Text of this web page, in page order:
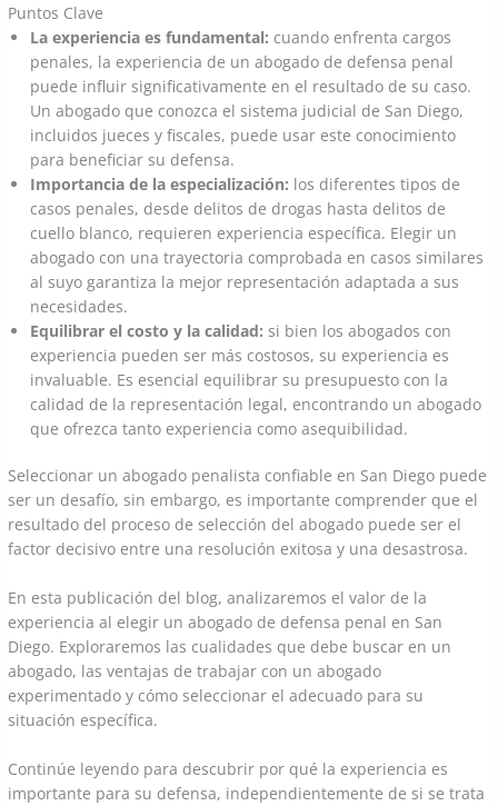
Puntos Clave
La experiencia es fundamental: cuando enfrenta cargos
penales, la experiencia de un abogado de defensa penal
puede influir significativamente en el resultado de su caso.
Un abogado que conozca el sistema judicial de San Diego,
incluidos jueces y fiscales, puede usar este conocimiento
para beneficiar su defensa.
Importancia de la especialización: los diferentes tipos de
casos penales, desde delitos de drogas hasta delitos de
cuello blanco, requieren experiencia específica. Elegir un
abogado con una trayectoria comprobada en casos similares
al suyo garantiza la mejor representación adaptada a sus
necesidades.
Equilibrar el costo y la calidad: si bien los abogados con
experiencia pueden ser más costosos, su experiencia es
invaluable. Es esencial equilibrar su presupuesto con la
calidad de la representación legal, encontrando un abogado
que ofrezca tanto experiencia como asequibilidad.
Seleccionar un abogado penalista confiable en San Diego puede
ser un desafío, sin embargo, es importante comprender que el
resultado del proceso de selección del abogado puede ser el
factor decisivo entre una resolución exitosa y una desastrosa.
En esta publicación del blog, analizaremos el valor de la
experiencia al elegir un abogado de defensa penal en San
Diego. Exploraremos las cualidades que debe buscar en un
abogado, las ventajas de trabajar con un abogado
experimentado y cómo seleccionar el adecuado para su
situación específica.
Continúe leyendo para descubrir por qué la experiencia es
importante para su defensa, independientemente de si se trata